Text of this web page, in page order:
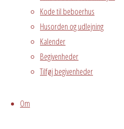
Kode til beboerhus
Husorden og udlejning
Kalender
Begivenheder
Tilføj begivenheder
Om
et